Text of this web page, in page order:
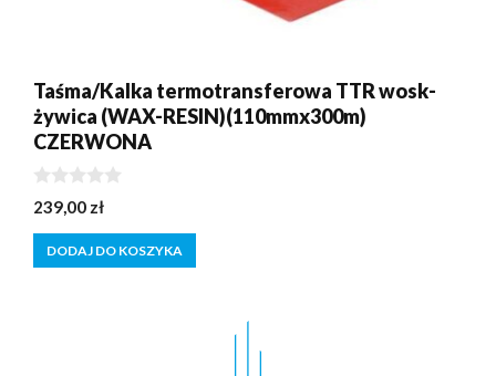
Taśma/Kalka termotransferowa TTR wosk-
żywica (WAX-RESIN)(110mmx300m)
CZERWONA
0
z
5
239,00 zł
DODAJ DO KOSZYKA